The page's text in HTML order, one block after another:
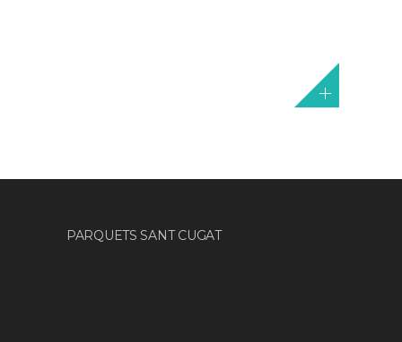
PARQUETS SANT CUGAT